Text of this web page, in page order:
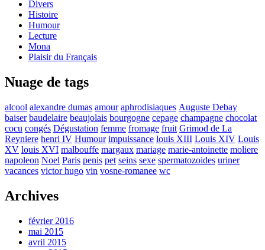
Divers
Histoire
Humour
Lecture
Mona
Plaisir du Français
Nuage de tags
alcool alexandre dumas amour aphrodisiaques Auguste Debay
baiser baudelaire beaujolais bourgogne cepage champagne chocolat
cocu congés Dégustation femme fromage fruit Grimod de La
Reyniere henri IV Humour impuissance louis XIII Louis XIV Louis
XV louis XVI malbouffe margaux mariage marie-antoinette moliere
napoleon Noel Paris penis pet seins sexe spermatozoides uriner
vacances victor hugo vin vosne-romanee wc
Archives
février 2016
mai 2015
avril 2015